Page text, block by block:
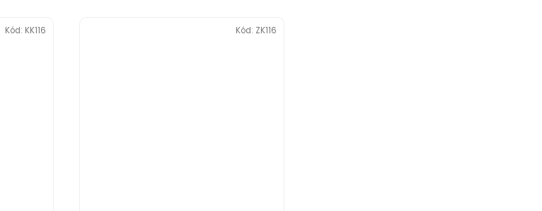
Kód: KK116 Kód: ZK116